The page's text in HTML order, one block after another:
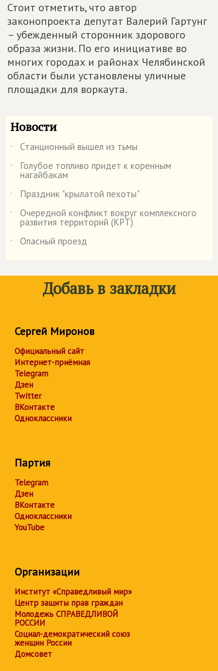
Стоит отметить, что автор
законопроекта депутат Валерий Гартунг
– убежденный сторонник здорового
образа жизни. По его инициативе во
многих городах и районах Челябинской
области были установлены уличные
площадки для воркаута.
Новости
˙
Станционный вышел из тьмы
˙
Голубое топливо придет к коренным
нагайбакам
˙
Праздник "крылатой пехоты"
˙
Очередной конфликт вокруг комплексного
развития территорий (КРТ)
˙
Опасный проезд
Добавь в закладки
Сергей Миронов
Официальный сайт
Интернет-приёмная
Telegram
Дзен
Twitter
ВКонтакте
Одноклассники
Партия
Telegram
Дзен
ВКонтакте
Одноклассники
YouTube
Организации
Институт «Справедливый мир»
Центр защиты прав граждан
Молодежь СПРАВЕДЛИВОЙ
РОССИИ
Социал-демократический союз
женщин России
Домсовет